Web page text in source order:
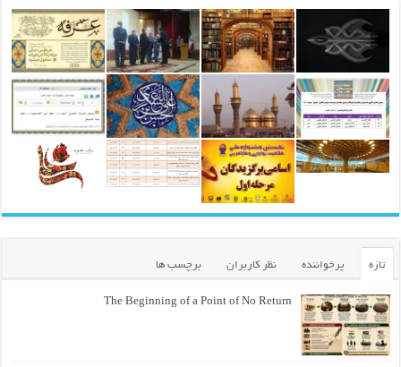
تازه پرخواننده نظر کاربران برچسب ها
The Beginning of a Point of No Return